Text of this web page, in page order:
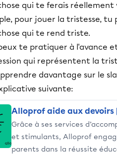
qui te ferais
pour jouer la tristesse, tu
qui te rend triste.
te pratiquer à l'avance
qui représentent la
davantage sur le
suivante:
Alloprof aide aux devoirs
Grâce à ses services
et stimulants, Alloprof
parents dans la réussite